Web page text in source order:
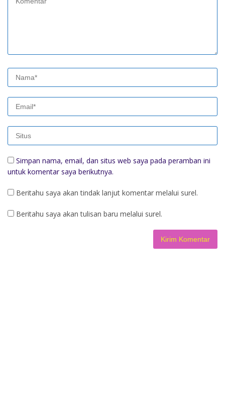
Simpan nama, email, dan situs web saya pada peramban ini
untuk komentar saya berikutnya.
Beritahu saya akan tindak lanjut komentar melalui surel.
Beritahu saya akan tulisan baru melalui surel.